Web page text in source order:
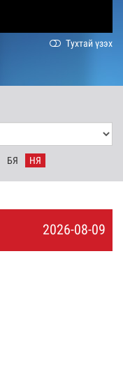
Тухтай үзэх
БЯ НЯ
2026-08-09